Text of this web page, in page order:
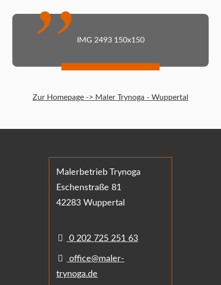
IMG 2493 150x150
Zur Homepage -> Maler Trynoga - Wuppertal
Malerbetrieb Trynoga
Eschenstraße 81
42283 Wuppertal
0 202 725 251 63
office@maler-
trynoga.de